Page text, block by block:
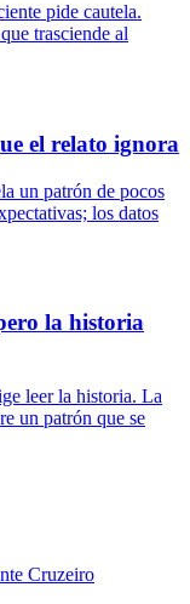
pide cautela.
trasciende al
el relato ignora
un patrón de pocos
los datos
la historia
leer la historia. La
un patrón que se
Cruzeiro